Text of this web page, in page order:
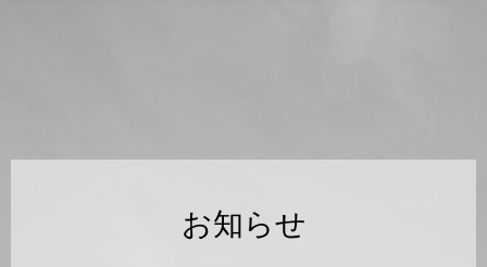
お知らせ